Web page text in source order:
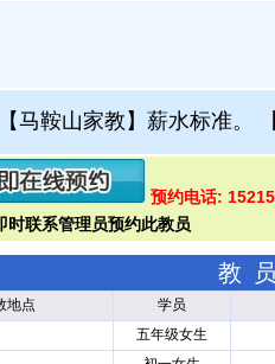
马鞍山家教】薪水标准。
预约电话:
教
地点
学员
五年级女生